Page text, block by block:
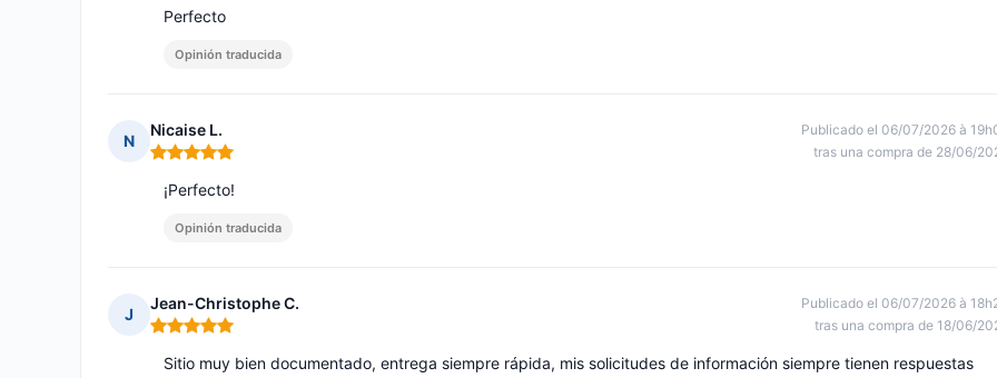
Perfecto
Opinión traducida
N
Nicaise L.
Nota: 5 de 5
Publicado el 06/07/2026 à
tras una compra de 28/06/
¡Perfecto!
Opinión traducida
J
Jean-Christophe C.
Nota: 5 de 5
Publicado el 06/07/2026 à
tras una compra de 18/06/
Sitio muy bien documentado, entrega siempre rápida, mis solicitudes de información siempre tienen respuestas